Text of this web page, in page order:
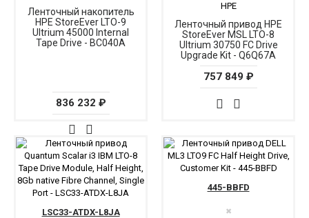
Ленточный накопитель
HPE StoreEver LTO-9
Ultrium 45000 Internal
Tape Drive - BC040A
836 232 ₽
Ленточный привод HPE
StoreEver MSL LTO-8
Ultrium 30750 FC Drive
Upgrade Kit - Q6Q67A
HPE
757 849 ₽
LSC33-ATDX-L8JA ✖
445-BBFD